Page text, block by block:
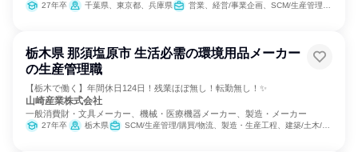
27年卒 千葉県、東京都、兵庫県 営業、経営/事業企画、SCM/生産管理/購買/物流、経理/税務/財務、人事、総務、法務/知財、IT
栃木県 那須塩原市 生活必需の環境用品メーカー
の生産管理職
【栃木で働く】年間休日124日！残業ほぼ無し！転勤無し！✨
山崎産業株式会社
一般消費財・文具メーカー、機械・医療機器メーカー、製造・メーカー
27年卒 栃木県 SCM/生産管理/購買/物流、製造・生産工程、建築/土木/プラント専門職